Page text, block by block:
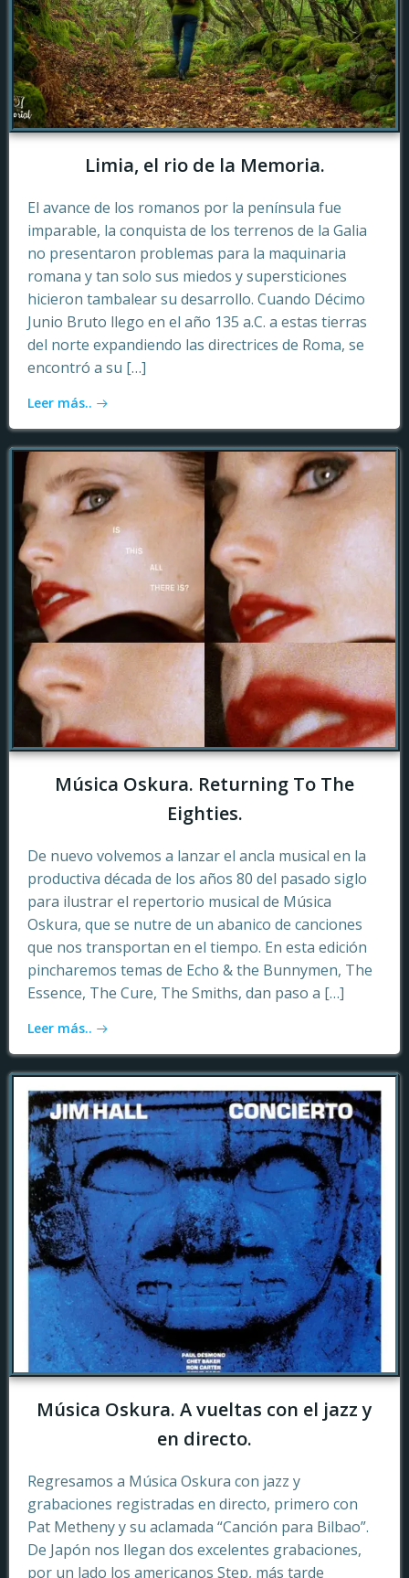
Limia, el rio de la Memoria.
El avance de los romanos por la península fue
imparable, la conquista de los terrenos de la Galia
no presentaron problemas para la maquinaria
romana y tan solo sus miedos y supersticiones
hicieron tambalear su desarrollo. Cuando Décimo
Junio Bruto llego en el año 135 a.C. a estas tierras
del norte expandiendo las directrices de Roma, se
encontró a su […]
Leer más..
Música Oskura. Returning To The
Eighties.
De nuevo volvemos a lanzar el ancla musical en la
productiva década de los años 80 del pasado siglo
para ilustrar el repertorio musical de Música
Oskura, que se nutre de un abanico de canciones
que nos transportan en el tiempo. En esta edición
pincharemos temas de Echo & the Bunnymen, The
Essence, The Cure, The Smiths, dan paso a […]
Leer más..
Música Oskura. A vueltas con el jazz y
en directo.
Regresamos a Música Oskura con jazz y
grabaciones registradas en directo, primero con
Pat Metheny y su aclamada “Canción para Bilbao”.
De Japón nos llegan dos excelentes grabaciones,
por un lado los americanos Step, más tarde